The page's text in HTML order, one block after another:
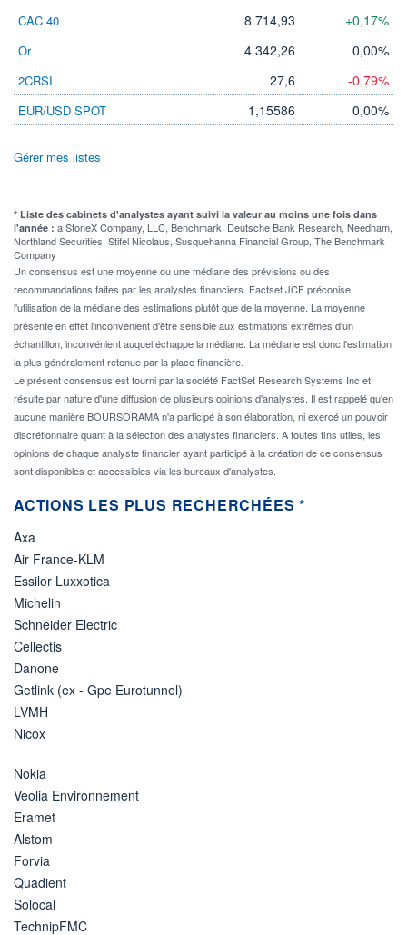
CAC 40 8 714,93 +0,17%
Or 4 342,26 0,00%
2CRSI 27,6 -0,79%
EUR/USD SPOT 1,15586 0,00%
Gérer mes listes
* Liste des cabinets d'analystes ayant suivi la valeur au moins une fois dans
l'année : a StoneX Company, LLC, Benchmark, Deutsche Bank Research, Needham,
Northland Securities, Stifel Nicolaus, Susquehanna Financial Group, The Benchmark
Company
Un consensus est une moyenne ou une médiane des prévisions ou des
recommandations faites par les analystes financiers. Factset JCF préconise
l'utilisation de la médiane des estimations plutôt que de la moyenne. La moyenne
présente en effet l'inconvénient d'être sensible aux estimations extrêmes d'un
échantillon, inconvénient auquel échappe la médiane. La médiane est donc l'estimation
la plus généralement retenue par la place financière.
Le présent consensus est fourni par la société FactSet Research Systems Inc et
résulte par nature d'une diffusion de plusieurs opinions d'analystes. Il est rappelé qu'en
aucune manière BOURSORAMA n'a participé à son élaboration, ni exercé un pouvoir
discrétionnaire quant à la sélection des analystes financiers. A toutes fins utiles, les
opinions de chaque analyste financier ayant participé à la création de ce consensus
sont disponibles et accessibles via les bureaux d'analystes.
ACTIONS LES PLUS RECHERCHÉES *
Axa
Air France-KLM
Essilor Luxxotica
Michelin
Schneider Electric
Cellectis
Danone
Getlink (ex - Gpe Eurotunnel)
LVMH
Nicox
Nokia
Veolia Environnement
Eramet
Alstom
Forvia
Quadient
Solocal
TechnipFMC